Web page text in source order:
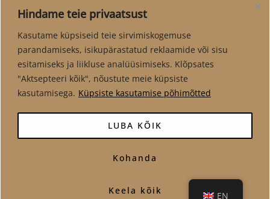
Hindame teie privaatsust
Kasutame küpsiseid teie sirvimiskogemuse
parandamiseks, isikupärastatud reklaamide või sisu
esitamiseks ja liikluse analüüsimiseks. Klõpsates
"Aktsepteeri kõik", nõustute meie küpsiste
kasutamisega. Küpsiste kasutamise põhimõtted
Kohanda
Keela kõik
LUBA KÕIK
EN